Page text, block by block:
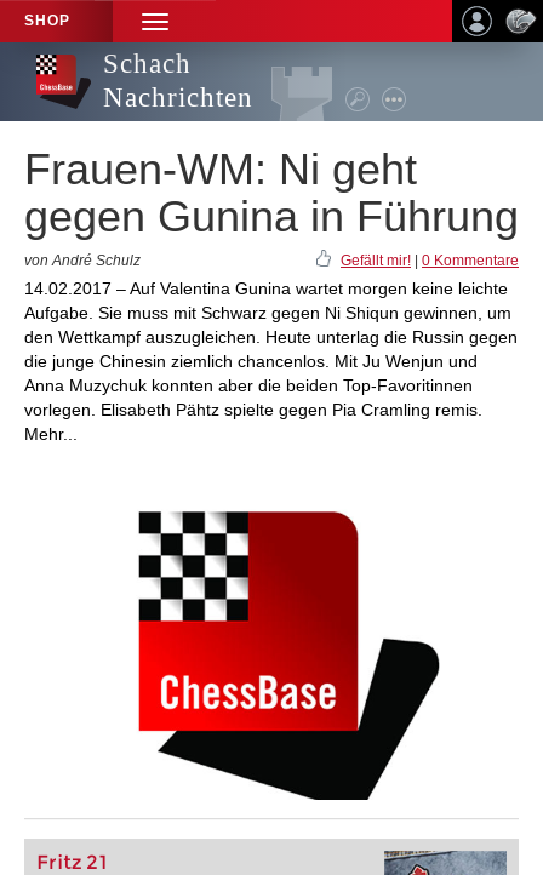
SHOP
TOGGLE
NAVIGATION
Schach
Nachrichten
Frauen-WM: Ni geht
gegen Gunina in Führung
von André Schulz Gefällt mir! 0 Kommentare
14.02.2017 – Auf Valentina Gunina wartet morgen keine leichte
Aufgabe. Sie muss mit Schwarz gegen Ni Shiqun gewinnen, um
den Wettkampf auszugleichen. Heute unterlag die Russin gegen
die junge Chinesin ziemlich chancenlos. Mit Ju Wenjun und
Anna Muzychuk konnten aber die beiden Top-Favoritinnen
vorlegen. Elisabeth Pähtz spielte gegen Pia Cramling remis.
Mehr...
Fritz 21